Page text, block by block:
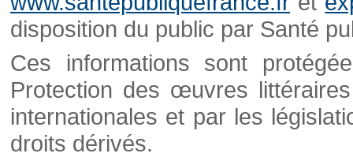
disposition du public par Santé
Ces informations sont
Protection des œuvres
internationales et par les
droits dérivés.